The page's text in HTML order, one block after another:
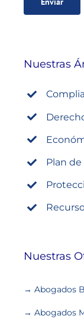
Nuestras
Plan
Nuestras
→ Abogados
→ Abogados